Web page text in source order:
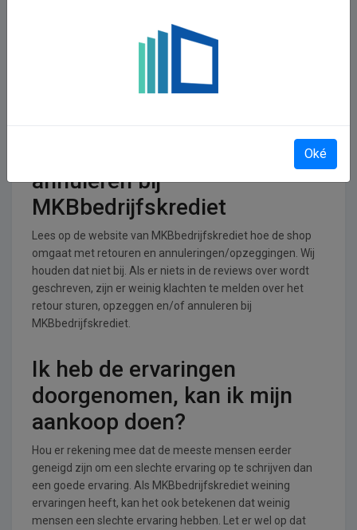
MKBbedrijfskrediet
MKBbedrijfskrediet is actief in de Zakelijke dienstverlening
annuleren bij
MKBbedrijfskrediet
Lees op de website van MKBbedrijfskrediet hoe de shop
omgaat met retouren en annuleringen/opzeggingen. Wij
houden dat niet bij. Als er niets in de reviews over wordt
geschreven, zijn er weinig klachten te melden over het
retour sturen, opzeggen en/of annuleren bij
MKBbedrijfskrediet.
Ik heb de ervaringen
doorgenomen, kan ik mijn
aankoop doen?
Hou er rekening mee dat de meeste mensen eerder
geneigd zijn om een slechte ervaring op te schrijven dan
een goede ervaring. Als MKBbedrijfskrediet weining
ervaringen heeft, kan het ook betekenen dat weinig
mensen een slechte ervaring hebben. Let er wel op dat
Oké